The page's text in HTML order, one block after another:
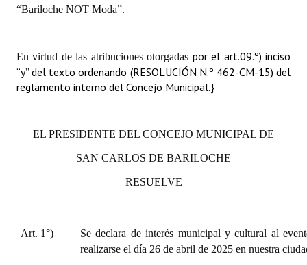
“Bariloche NOT Moda”.
En virtud de las atribuciones otorgadas por el art.09.º) inciso
“y” del texto ordenando (RESOLUCIÓN N.º 462-CM-15) del
reglamento interno del Concejo Municipal.}
EL PRESIDENTE DEL CONCEJO MUNICIPAL DE
SAN CARLOS DE BARILOCHE
RESUELVE
Art. 1°)
Se declara de interés municipal y cultural al
realizarse el día 26 de abril de 2025 en nuestra